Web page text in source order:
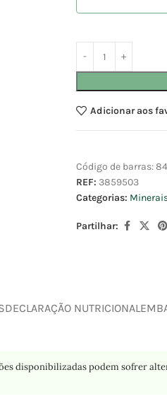
Adicionar aos
Código de barras:
REF: 3859503
Categorias:
Partilhar:
DECLARAÇÃO NUTRICIONAL
disponibilizadas podem sofrer